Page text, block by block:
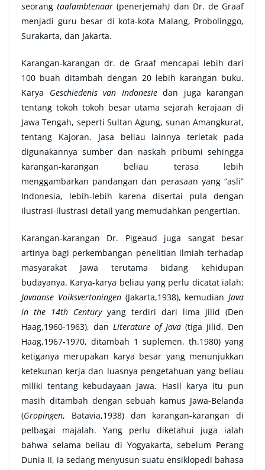
seorangtaalambtenaar(penerjemah) dan Dr. de Graaf
menjadi guru besar di kota-kota Malang, Probolinggo,
Surakarta, dan Jakarta.
Karangan-karangan dr. de Graaf mencapai lebih dari
100 buah ditambah dengan 20 lebih karangan buku.
Karya Geschiedenis van Indonesiedan juga karangan
tentang tokoh tokoh besar utama sejarah kerajaan di
Jawa Tengah, seperti Sultan Agung, sunan Amangkurat,
tentang Kajoran. Jasa beliau lainnya terletak pada
digunakannya sumber dan naskah pribumi sehingga
karangan-karangan beliau terasa lebih
menggambarkan pandangan dan perasaan yang “asli”
Indonesia, lebih-lebih karena disertai pula dengan
ilustrasi-ilustrasi detail yang memudahkan pengertian.
Karangan-karangan Dr. Pigeaud juga sangat besar
artinya bagi perkembangan penelitian ilmiah terhadap
masyarakat Jawa terutama bidang kehidupan
budayanya. Karya-karya beliau yang perlu dicatat ialah:
Javaanse Voiksvertoningen(Jakarta,1938), kemudian Java
in the 14th Centuryyang terdiri dari lima jilid (Den
Haag,1960-1963), dan Literature of Java (tiga jilid, Den
Haag,1967-1970, ditambah 1 suplemen, th.1980) yang
ketiganya merupakan karya besar yang menunjukkan
ketekunan kerja dan luasnya pengetahuan yang beliau
miliki tentang kebudayaan Jawa. Hasil karya itu pun
masih ditambah dengan sebuah kamus Jawa-Belanda
(Gropingen, Batavia,1938) dan karangan-karangan di
pelbagai majalah. Yang perlu diketahui juga ialah
bahwa selama beliau di Yogyakarta, sebelum Perang
Dunia II, ia sedang menyusun suatu ensiklopedi bahasa